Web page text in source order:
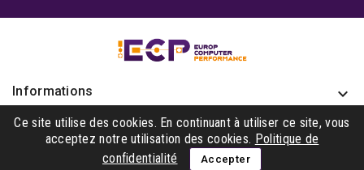
Informations keyboard_arrow_down
Produits 
Notre société
Ce site utilise des cookies. En continuant à utiliser ce site, vous
acceptez notre utilisation des cookies. Politique de
confidentialité
Accepter